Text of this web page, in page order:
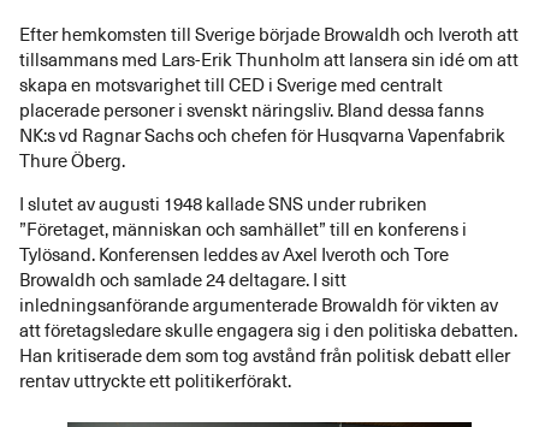
Efter hemkomsten till Sverige började Browaldh och Iveroth att
tillsammans med Lars-Erik Thunholm att lansera sin idé om att
skapa en motsvarighet till CED i Sverige med centralt
placerade personer i svenskt näringsliv. Bland dessa fanns
NK:s vd Ragnar Sachs och chefen för Husqvarna Vapenfabrik
Thure Öberg.
I slutet av augusti 1948 kallade SNS under rubriken
”Företaget, människan och samhället” till en konferens i
Tylösand. Konferensen leddes av Axel Iveroth och Tore
Browaldh och samlade 24 deltagare. I sitt
inledningsanförande argumenterade Browaldh för vikten av
att företagsledare skulle engagera sig i den politiska debatten.
Han kritiserade dem som tog avstånd från politisk debatt eller
rentav uttryckte ett politikerförakt.